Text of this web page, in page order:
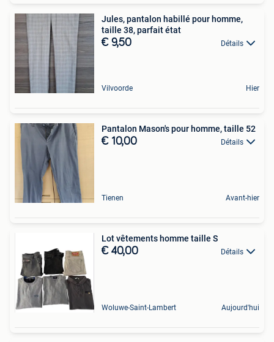
Jules, pantalon habillé pour homme,
taille 38, parfait état
€ 9,50 Détails
Vilvoorde Hier
Pantalon Mason's pour homme, taille 52
€ 10,00 Détails
Tienen Avant-hier
Lot vêtements homme taille S
€ 40,00 Détails
Woluwe-Saint-Lambert Aujourd'hui